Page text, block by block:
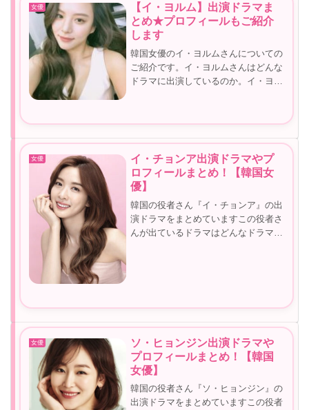
女優
【イ・ヨルム】出演ドラマま
とめ★プロフィールもご紹介
します
韓国女優のイ・ヨルムさんについての
ご紹介です。イ・ヨルムさんはどんな
ドラマに出演しているのか。イ・ヨル
うか？さらにプロフィールも合わせて
女優
イ・チョンア出演ドラマやプ
ロフィールまとめ！【韓国女
優】
韓国の役者さん『イ・チョンア』の出
演ドラマをまとめていますこの役者さ
んが出ているドラマはどんなドラマだ
女優
ソ・ヒョンジン出演ドラマや
プロフィールまとめ！【韓国
女優】
韓国の役者さん『ソ・ヒョンジン』の
出演ドラマをまとめていますこの役者